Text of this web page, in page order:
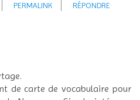
PERMALINK RÉPONDRE
de carte de vocabulaire pour